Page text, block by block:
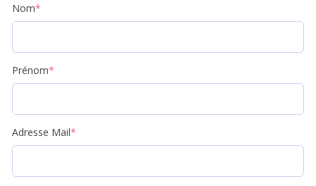
Nom*
Prénom*
Adresse Mail*